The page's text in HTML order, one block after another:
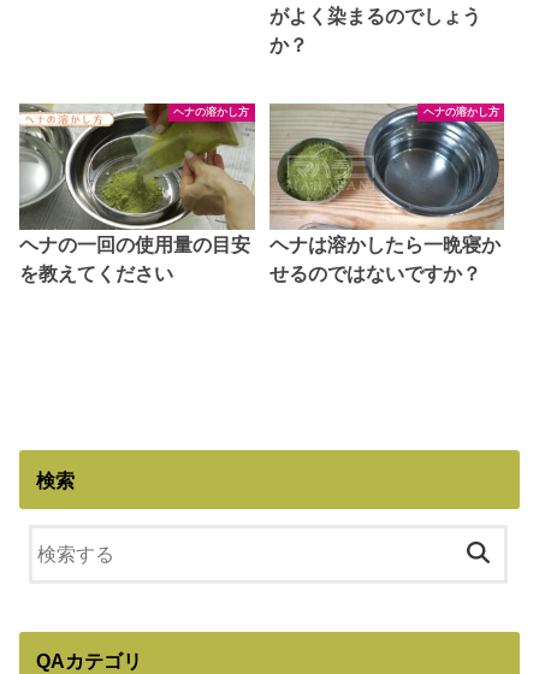
がよく染まるのでしょう
か？
ヘナの溶かし方
ヘナの一回の使用量の目安
を教えてください
ヘナの溶かし方
ヘナは溶かしたら一晩寝か
せるのではないですか？
検索
QAカテゴリ